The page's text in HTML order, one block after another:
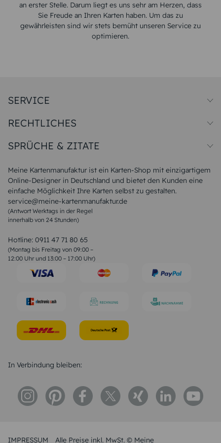
an erster Stelle. Darum liegt es uns sehr am Herzen, dass
Sie Freude an Ihren Karten haben. Um das zu
gewährleisten sind wir stets bemüht unseren Service zu
optimieren.
Meine Kartenmanufaktur ist ein Karten-Shop mit einzigartigem
Online-Designer in Deutschland und bietet den Kunden eine
einfache Möglichkeit Ihre Karten selbst zu gestalten.
service@meine-kartenmanufaktur.de
(Antwort Werktags in der Regel
innerhalb von 24 Stunden)
Hotline: 0911 47 71 80 65
(Montag bis Freitag von 09:00 –
12:00 Uhr und 13:00 – 17:00 Uhr)
SERVICE
Papiersorten
Unsere Produktion
Magazin
FAQ
RECHTLICHES
Widerrufsbelehrung
SPRÜCHE & ZITATE
Liebeskummer Sprüche
Sommer Sprüche
Muttertagssprüche
Sprüche zur Hochzeit
Sprüche zur Konfirmation & Kommunion
Weihnachtsgedichte
Liebessprüche
Geburtstagssprüche
Trauersprüche
Konfirmation Glückwünsche
IMPRESSUM Alle Preise inkl. MwSt. © Meine
In Verbindung bleiben: